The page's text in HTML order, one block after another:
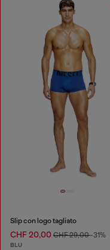
Slip con logo tagliato
CHF 20,00 CHF 29,00-31%
BLU